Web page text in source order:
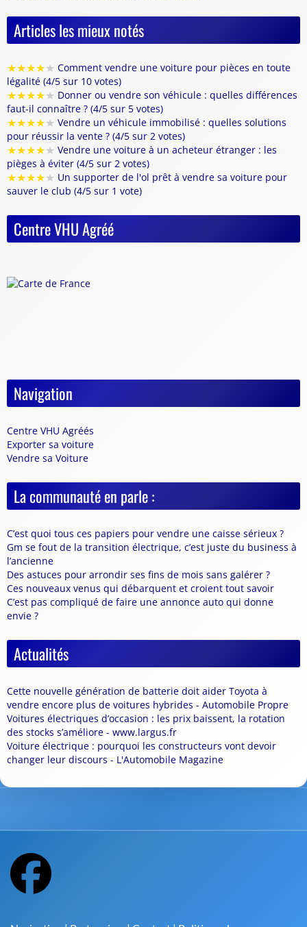
Articles les mieux notés
★★★★★ Comment vendre une voiture pour pièces en toute
légalité (4/5 sur 10 votes)
★★★★★ Donner ou vendre son véhicule : quelles différences
faut-il connaître ? (4/5 sur 5 votes)
★★★★★ Vendre un véhicule immobilisé : quelles solutions
pour réussir la vente ? (4/5 sur 2 votes)
★★★★★ Vendre une voiture à un acheteur étranger : les
pièges à éviter (4/5 sur 2 votes)
★★★★★ Un supporter de l'ol prêt à vendre sa voiture pour
sauver le club (4/5 sur 1 vote)
Centre VHU Agréé
Navigation
Centre VHU Agréés
Exporter sa voiture
Vendre sa Voiture
La communauté en parle :
C’est quoi tous ces papiers pour vendre une caisse sérieux ?
Gm se fout de la transition électrique, c’est juste du business à
l’ancienne
Des astuces pour arrondir ses fins de mois sans galérer ?
Ces nouveaux venus qui débarquent et croient tout savoir
C’est pas compliqué de faire une annonce auto qui donne
envie ?
Actualités
Cette nouvelle génération de batterie doit aider Toyota à
vendre encore plus de voitures hybrides - Automobile Propre
Voitures électriques d’occasion : les prix baissent, la rotation
des stocks s’améliore - www.largus.fr
Voiture électrique : pourquoi les constructeurs vont devoir
changer leur discours - L'Automobile Magazine